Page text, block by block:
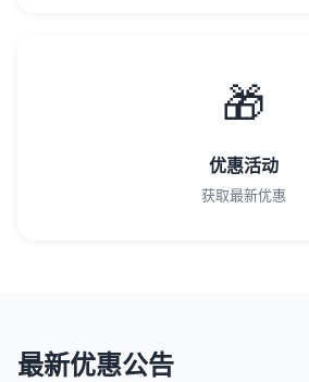
🎁
优惠活动
获取最新优惠
最新优惠公告